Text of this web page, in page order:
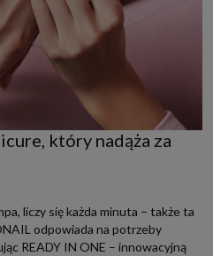
który nadąża za
liczy się każda minuta – także ta
odpowiada na potrzeby
READY IN ONE – innowacyjną